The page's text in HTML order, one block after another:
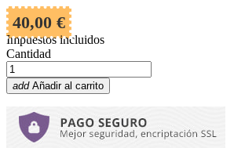
40,00 €
Impuestos incluidos
Cantidad
add Añadir al carrito